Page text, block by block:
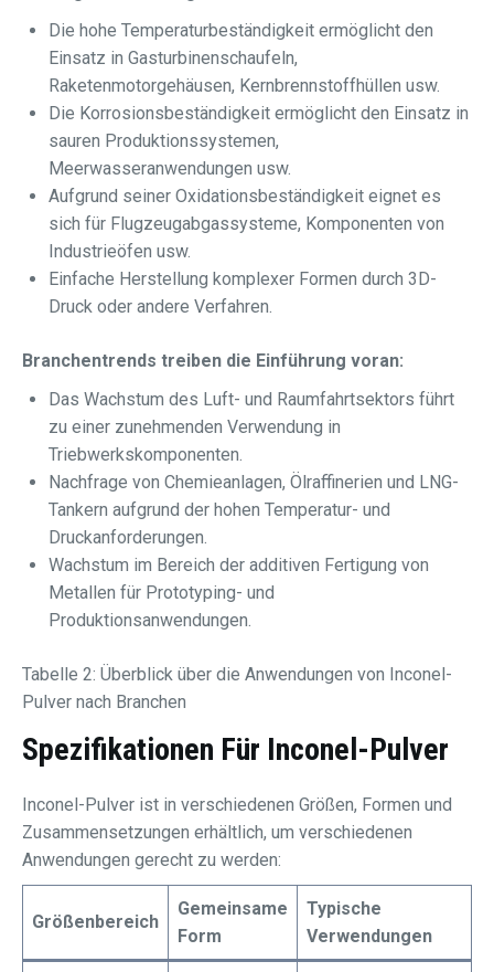
Die hohe Temperaturbeständigkeit ermöglicht den
Einsatz in Gasturbinenschaufeln,
Raketenmotorgehäusen, Kernbrennstoffhüllen usw.
Die Korrosionsbeständigkeit ermöglicht den Einsatz in
sauren Produktionssystemen,
Meerwasseranwendungen usw.
Aufgrund seiner Oxidationsbeständigkeit eignet es
sich für Flugzeugabgassysteme, Komponenten von
Industrieöfen usw.
Einfache Herstellung komplexer Formen durch 3D-
Druck oder andere Verfahren.
Branchentrends treiben die Einführung voran:
Das Wachstum des Luft- und Raumfahrtsektors führt
zu einer zunehmenden Verwendung in
Triebwerkskomponenten.
Nachfrage von Chemieanlagen, Ölraffinerien und LNG-
Tankern aufgrund der hohen Temperatur- und
Druckanforderungen.
Wachstum im Bereich der additiven Fertigung von
Metallen für Prototyping- und
Produktionsanwendungen.
Tabelle 2: Überblick über die Anwendungen von Inconel-
Pulver nach Branchen
Spezifikationen Für Inconel-Pulver
Inconel-Pulver ist in verschiedenen Größen, Formen und
Zusammensetzungen erhältlich, um verschiedenen
Anwendungen gerecht zu werden:
Größenbereich
Gemeinsame
Form
Typische
Verwendungen